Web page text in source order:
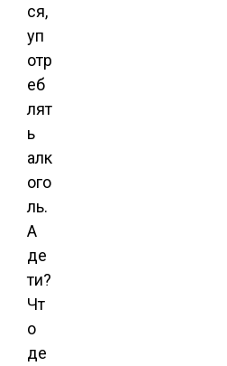
ся,
уп
отр
еб
лят
ь
алк
ого
ль.
А
де
ти?
Чт
о
де